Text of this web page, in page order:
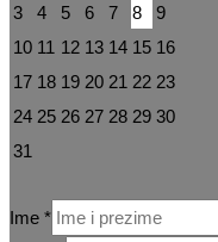
3
4 5 6 7 8
9
10 11 12 13 14 15 16
17 18 19 20 21 22 23
24 25 26 27 28 29 30
31
Ime *